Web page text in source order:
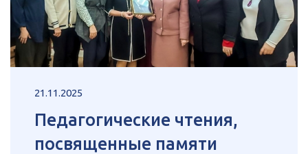
21.11.2025
Педагогические чтения,
посвященные памяти